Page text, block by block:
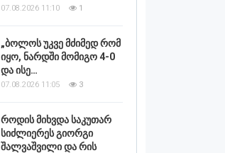
07.08.2026 11:10 1
„ბოლოს უკვე მძიმედ რომ
იყო, ნარდში მომიგო 4-0
და ისე…
07.08.2026 11:05 3
როდის მიხვდა საკუთარ
სიძლიერეს გიორგი
შალვაშვილი და რის